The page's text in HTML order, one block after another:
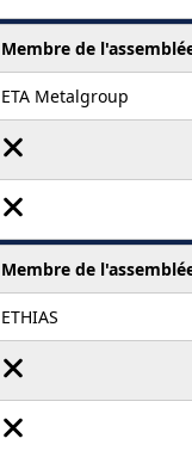
Membre de
ETA Metalgroup
Membre de
ETHIAS